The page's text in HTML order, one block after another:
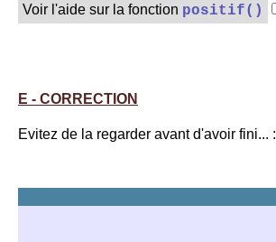
Voir l'aide sur la fonction positif()
E - CORRECTION
Evitez de la regarder avant d'avoir fini... :